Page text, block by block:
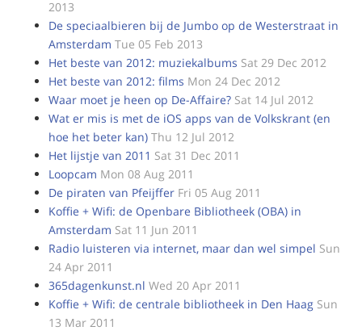
2013
De speciaalbieren bij de Jumbo op de Westerstraat in
Amsterdam Tue 05 Feb 2013
Het beste van 2012: muziekalbums Sat 29 Dec 2012
Het beste van 2012: films Mon 24 Dec 2012
Waar moet je heen op De-Affaire? Sat 14 Jul 2012
Wat er mis is met de iOS apps van de Volkskrant (en
hoe het beter kan) Thu 12 Jul 2012
Het lijstje van 2011 Sat 31 Dec 2011
Loopcam Mon 08 Aug 2011
De piraten van Pfeijffer Fri 05 Aug 2011
Koffie + Wifi: de Openbare Bibliotheek (OBA) in
Amsterdam Sat 11 Jun 2011
Radio luisteren via internet, maar dan wel simpel Sun
24 Apr 2011
365dagenkunst.nl Wed 20 Apr 2011
Koffie + Wifi: de centrale bibliotheek in Den Haag Sun
13 Mar 2011